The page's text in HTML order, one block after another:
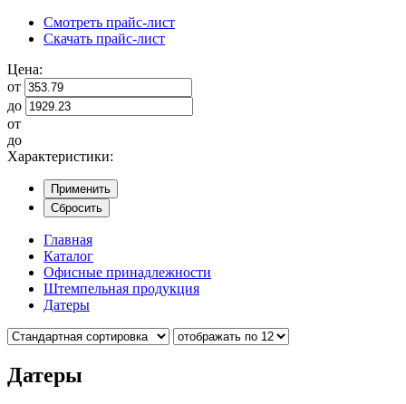
Смотреть прайс-лист
Скачать прайс-лист
Цена:
от
до
от
до
Характеристики:
Применить
Сбросить
Главная
Каталог
Офисные принадлежности
Штемпельная продукция
Датеры
Датеры